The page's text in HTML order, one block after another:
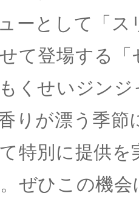
ーとして「ス
て登場する
くせいジン
りが漂う季節
特別に提供
ぜひこの機